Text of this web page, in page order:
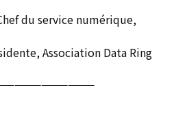
du service numérique,
Association Data Ring